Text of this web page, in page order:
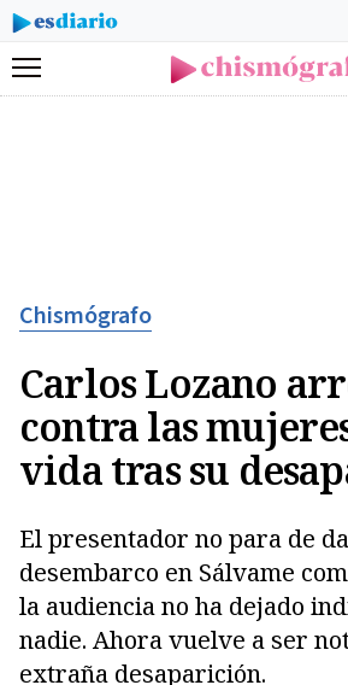
Menú
Chismógrafo
Carlos Lozano
contra las
vida tras su
El presentador no para de
desembarco en Sálvame
la audiencia no ha dejado
nadie. Ahora vuelve a ser
extraña desaparición.